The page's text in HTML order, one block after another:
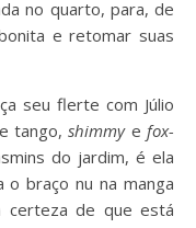
no quarto, para, de
e retomar suas
seu flerte com Júlio
tango,shimmye fox-
do jardim, é ela
braço nu na manga
certeza de que está